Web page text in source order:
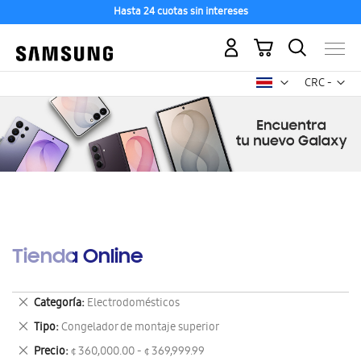
Hasta 24 cuotas sin intereses
CRC -
colón
Mi carrito
Tienda Online
Categoría Electrodomésticos
Eliminar
este
artículo
Tipo Congelador de montaje superior
Eliminar
este
Precio ¢ 360,000.00 - ¢ 369,999.99
Eliminar